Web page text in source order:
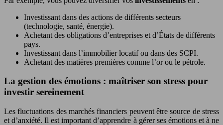
Investissant dans des actions de différents secteurs
(technologie, santé, énergie).
Achetant des obligations d’entreprises et d’États de différents
pays.
Investissant dans l’immobilier locatif ou dans des SCPI.
Achetant des matières premières comme l’or ou le pétrole.
La gestion des émotions : maîtriser son stress pour
investir sereinement
Les fluctuations des marchés financiers peuvent être source de stress
et d’anxiété. Il est important d’apprendre à gérer ses émotions et à ne